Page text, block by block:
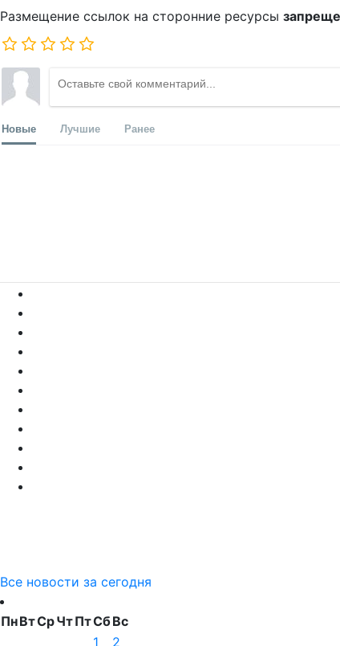
Размещение ссылок на сторонние ресурсы
Новые Лучшие Ранее
Все новости за сегодня
ПнВтСрЧтПтСбВс
1
2